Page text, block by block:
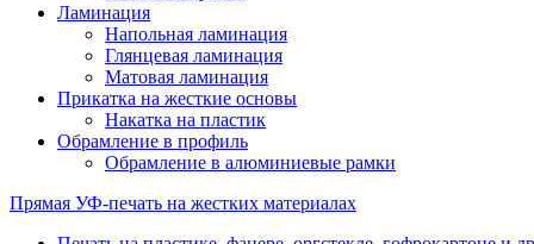
Ламинация
Напольная ламинация
Глянцевая ламинация
Матовая ламинация
Прикатка на жесткие основы
Накатка на пластик
Обрамление в профиль
Обрамление в алюминиевые рамки
Прямая УФ-печать на жестких материалах